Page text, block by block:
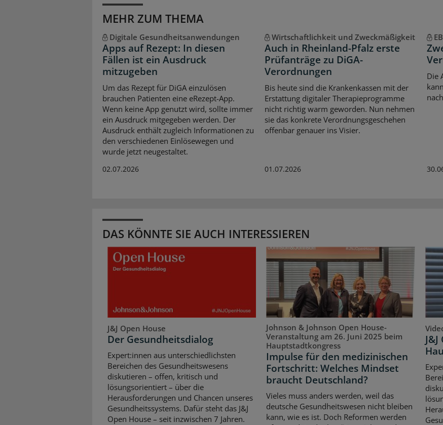
MEHR ZUM THEMA
Digitale Gesundheitsanwendungen
Apps auf Rezept: In diesen
Fällen ist ein Ausdruck
mitzugeben
Um das Rezept für DiGA einzulösen
brauchen Patienten eine eRezept-App.
Wenn keine App genutzt wird, sollte immer
ein Ausdruck mitgegeben werden. Der
Ausdruck enthält zugleich Informationen zu
den verschiedenen Einlösewegen und
wurde jetzt neugestaltet.
02.07.2026
Wirtschaftlichkeit und Zweckmäßigkeit
Auch in Rheinland-Pfalz erste
Prüfanträge zu DiGA-
Verordnungen
Bis heute sind die Krankenkassen mit der
Erstattung digitaler Therapieprogramme
nicht richtig warm geworden. Nun nehmen
sie das konkrete Verordnungsgeschehen
offenbar genauer ins Visier.
01.07.2026
Die
DAS KÖNNTE SIE AUCH INTERESSIEREN
J&J Open House
Der Gesundheitsdialog
Expert:innen aus unterschiedlichsten
Bereichen des Gesundheitswesens
diskutieren – offen, kritisch und
lösungsorientiert – über die
Herausforderungen und Chancen unseres
Gesundheitssystems. Dafür steht das J&J
Open House – seit inzwischen 7 Jahren.
Johnson & Johnson Open House-
Veranstaltung am 26. Juni 2025 beim
Hauptstadtkongress
Impulse für den medizinischen
Fortschritt: Welches Mindset
braucht Deutschland?
Vieles muss anders werden, weil das
deutsche Gesundheitswesen nicht bleiben
kann, wie es ist. Doch Reformen werden